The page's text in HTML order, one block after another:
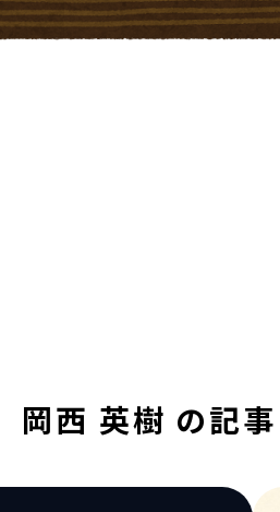
岡西 英樹 の記事